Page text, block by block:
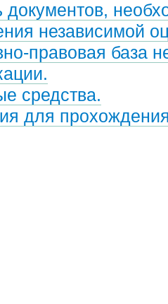
документов,
независимой
правовая база
средства.
для